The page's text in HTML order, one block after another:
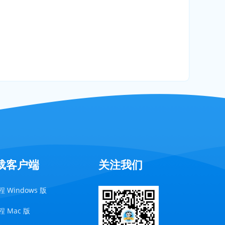
客户端
Windows 版
Mac 版
关注我们